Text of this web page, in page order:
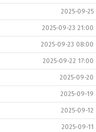
2025-09-25
2025-09-23 21:00
2025-09-23 08:00
2025-09-22 17:00
2025-09-20
2025-09-19
2025-09-12
2025-09-11